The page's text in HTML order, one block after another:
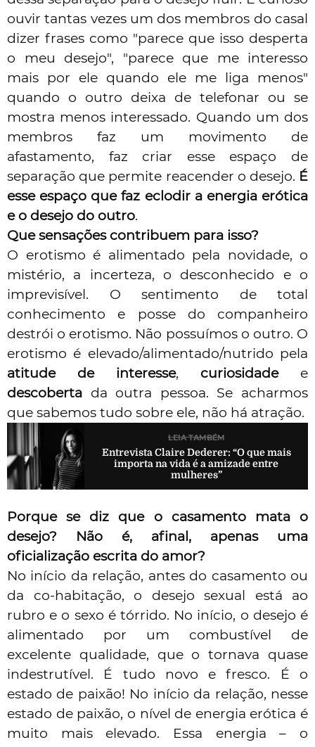
ouvir tantas vezes um dos membros do casal
dizer frases como "parece que isso desperta
o meu desejo", "parece que me interesso
mais por ele quando ele me liga menos"
quando o outro deixa de telefonar ou se
mostra menos interessado. Quando um dos
membros faz um movimento de
afastamento, faz criar esse espaço de
separação que permite reacender o desejo. É
esse espaço que faz eclodir a energia erótica
e o desejo do outro.
Que sensações contribuem para isso?
O erotismo é alimentado pela novidade, o
mistério, a incerteza, o desconhecido e o
imprevisível. O sentimento de total
conhecimento e posse do companheiro
destrói o erotismo. Não possuímos o outro. O
erotismo é elevado/alimentado/nutrido pela
atitude de interesse, curiosidadee
descoberta da outra pessoa. Se acharmos
que sabemos tudo sobre ele, não há atração.
LEIA TAMBÉM
Entrevista Claire Dederer: “O que mais
importa na vida é a amizade entre
mulheres”
Porque se diz que o casamento mata o
desejo? Não é, afinal, apenas uma
oficialização escrita do amor?
No início da relação, antes do casamento ou
da co-habitação, o desejo sexual está ao
rubro e o sexo é tórrido. No início, o desejo é
alimentado por um combustível de
excelente qualidade, que o tornava quase
indestrutível. É tudo novo e fresco. É o
estado de paixão! No início da relação, nesse
estado de paixão, o nível de energia erótica é
muito mais elevado. Essa energia – o